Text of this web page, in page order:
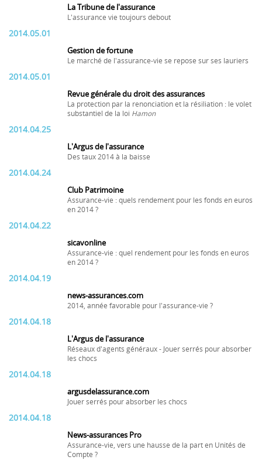
La Tribune de l'assurance
L'assurance vie toujours debout
2014.05.01
Gestion de fortune
Le marché de l'assurance-vie se repose sur ses lauriers
2014.05.01
Revue générale du droit des assurances
La protection par la renonciation et la résiliation : le volet
substantiel de la loi Hamon
2014.04.25
L'Argus de l'assurance
Des taux 2014 à la baisse
2014.04.24
Club Patrimoine
Assurance-vie : quels rendement pour les fonds en euros
en 2014 ?
2014.04.22
sicavonline
Assurance-vie : quel rendement pour les fonds en euros
en 2014 ?
2014.04.19
news-assurances.com
2014, année favorable pour l'assurance-vie ?
2014.04.18
L'Argus de l'assurance
Réseaux d'agents généraux - Jouer serrés pour absorber
les chocs
2014.04.18
argusdelassurance.com
Jouer serrés pour absorber les chocs
2014.04.18
News-assurances Pro
Assurance-vie, vers une hausse de la part en Unités de
Compte ?